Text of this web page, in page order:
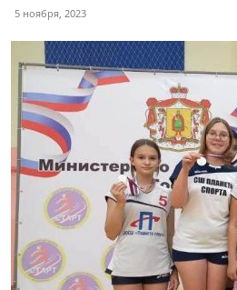
5 ноября, 2023